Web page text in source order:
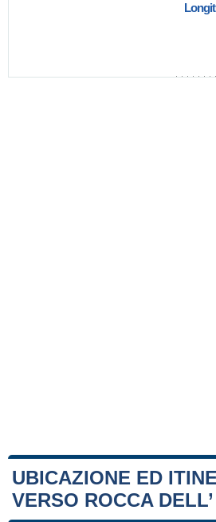
UBICAZIONE ED
VERSO ROCCA
Leaflet|Map